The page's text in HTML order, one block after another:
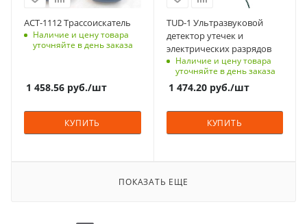
АСТ-1112 Трассоискатель
Наличие и цену товара
уточняйте в день заказа
1 458.56 руб./шт
КУПИТЬ
TUD-1 Ультразвуковой
детектор утечек и
электрических разрядов
Наличие и цену товара
уточняйте в день заказа
1 474.20руб./шт
КУПИТЬ
ПОКАЗАТЬ ЕЩЕ